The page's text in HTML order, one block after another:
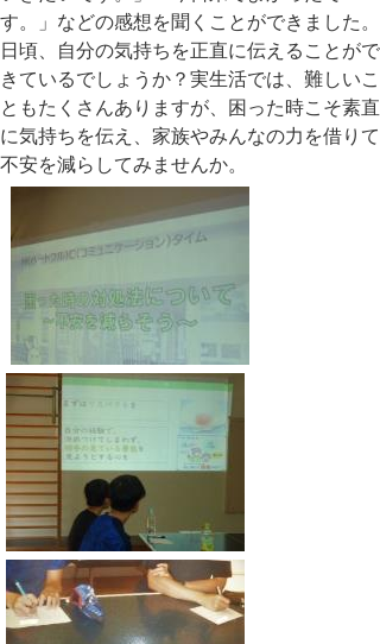
す。」などの感想を聞くことができました。
日頃、自分の気持ちを正直に伝えることがで
きているでしょうか？実生活では、難しいこ
ともたくさんありますが、困った時こそ素直
に気持ちを伝え、家族やみんなの力を借りて
不安を減らしてみませんか。